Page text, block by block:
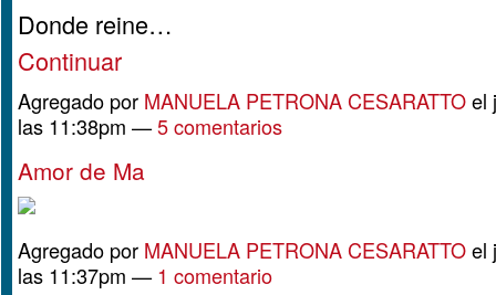
Donde reine…
Continuar
Agregado por MANUELA PETRONA CESARATTOel
las 11:38pm —5 comentarios
Amor de Ma
Agregado por MANUELA PETRONA CESARATTOel
las 11:37pm —1 comentario